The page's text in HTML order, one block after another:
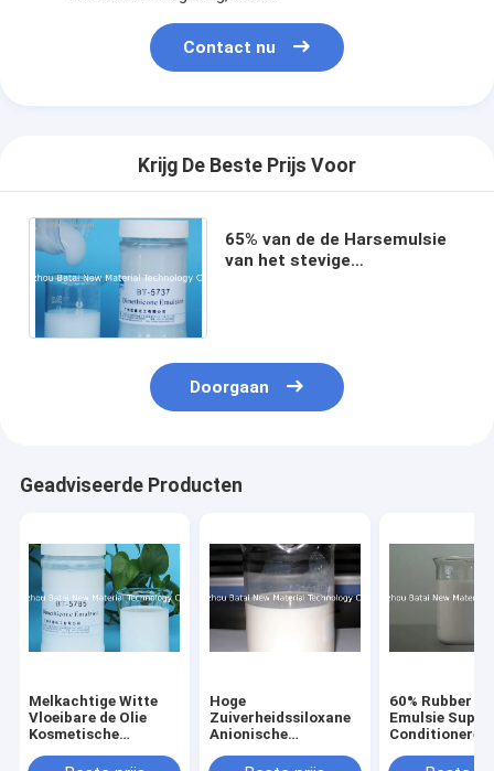
Contact nu
Krijg De Beste Prijs Voor
65% van de de Harsemulsie
van het stevige
Doorgaan
Geadviseerde Producten
Melkachtige Witte
Vloeibare de Olie
Kosmetische
MSDS van de
Hoge
Zuiverheidssiloxane
Anionische
Emulsie BT-5785 van
60% Rubber de
Emulsie
stevige